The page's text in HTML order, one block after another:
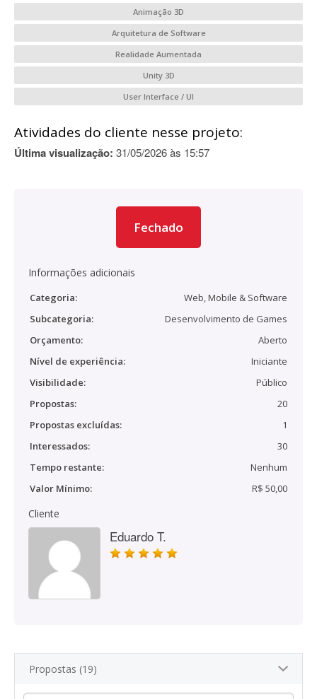
Animação 3D
Arquitetura de Software
Realidade Aumentada
Unity 3D
User Interface / UI
Atividades do cliente nesse projeto:
Última visualização: 31/05/2026 às 15:57
Fechado
Informações adicionais
Categoria:
Web, Mobile & Software
Subcategoria:
Desenvolvimento de Games
Orçamento:
Aberto
Nível de experiência:
Iniciante
Visibilidade:
Público
Propostas:
20
Propostas excluídas:
1
Interessados:
30
Tempo restante:
Nenhum
Valor Mínimo:
R$ 50,00
Cliente
Eduardo T.
Propostas (19)